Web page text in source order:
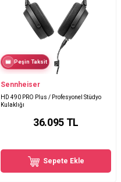
Peşin Taksit
Sennheiser
HD 490 PRO Plus / Profesyonel Stüdyo
Kulaklığı
36.095TL
Sepete Ekle